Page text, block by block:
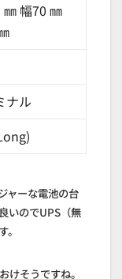
幅70 ㎜
ナル
ャーな電池の台
いのでUPS（無
けそうですね。